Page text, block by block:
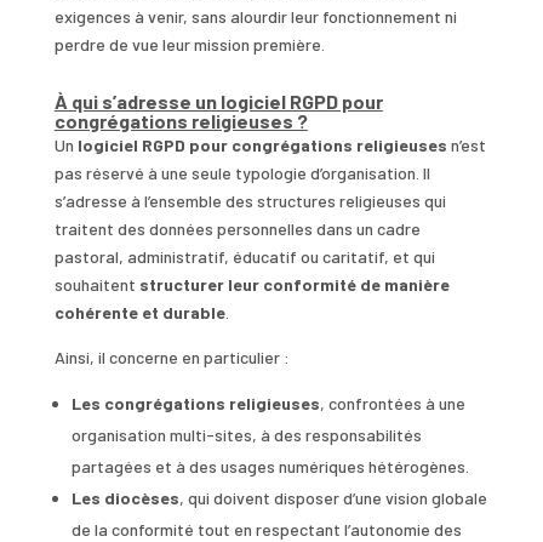
exigences à venir, sans alourdir leur fonctionnement ni
perdre de vue leur mission première.
À qui s’adresse un logiciel RGPD pour
congrégations religieuses ?
Un logiciel RGPD pour congrégations religieuses n’est
pas réservé à une seule typologie d’organisation. Il
s’adresse à l’ensemble des structures religieuses qui
traitent des données personnelles dans un cadre
pastoral, administratif, éducatif ou caritatif, et qui
souhaitent structurer leur conformité de manière
cohérente et durable.
Ainsi, il concerne en particulier :
Les congrégations religieuses, confrontées à une
organisation multi-sites, à des responsabilités
partagées et à des usages numériques hétérogènes.
Les diocèses, qui doivent disposer d’une vision globale
de la conformité tout en respectant l’autonomie des